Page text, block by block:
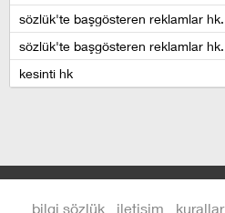
sözlük'te başgösteren reklamlar hk.
sözlük'te başgösteren reklamlar hk.
kesinti hk
bilgi sözlük iletişim kurallar